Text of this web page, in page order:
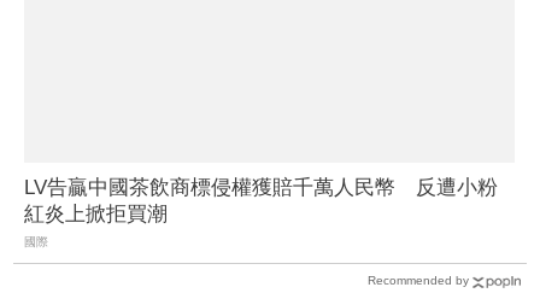
LV告贏中國茶飲商標侵權獲賠千萬人民幣 反遭小粉
紅炎上掀拒買潮
國際
Recommended by